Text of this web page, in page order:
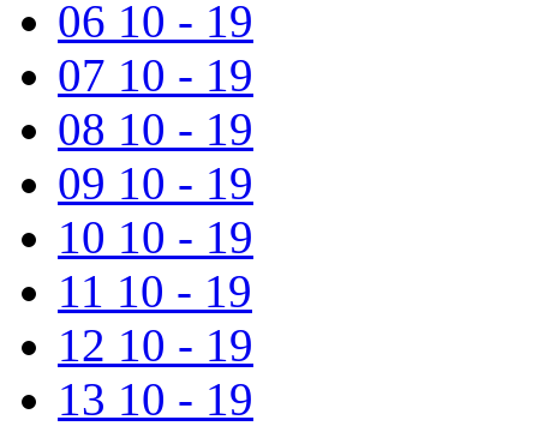
06 10 - 19
07 10 - 19
08 10 - 19
09 10 - 19
10 10 - 19
11 10 - 19
12 10 - 19
13 10 - 19